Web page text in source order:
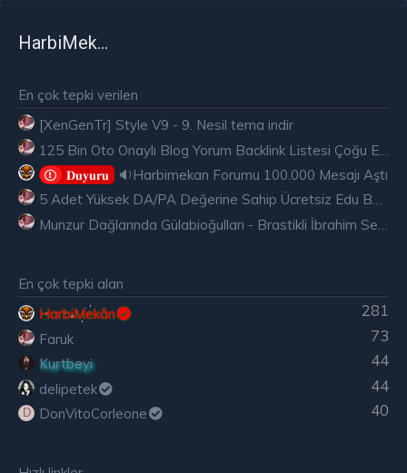
HarbiMekân
En çok tepki verilen
[XenGenTr] Style V9 - 9. Nesil tema indir
𝐃𝐮𝐲𝐮𝐫𝐮
🔉Harbimekan Forumu 100.000 Mesajı Aştı
5 Adet Yüksek DA/PA Değerine Sahip Ücretsiz Edu Backlink
En çok tepki alan
281
HarbiMekân
73
Faruk
44
Kurtbeyi
44
delipetek
D 40
DonVitoCorleone